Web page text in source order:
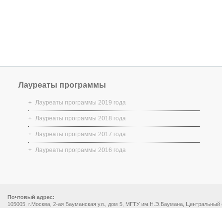
Лауреаты программы
Лауреаты программы 2019 года
Лауреаты программы 2018 года
Лауреаты программы 2017 года
Лауреаты программы 2016 года
Почтовый адрес:
105005, г.Москва, 2-ая Бауманская ул., дом 5, МГТУ им.Н.Э.Баумана, Центральный